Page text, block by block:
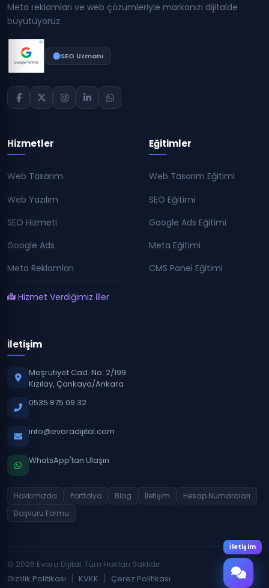
Meta reklamları ve web çözümleriyle markanızı dijitalde
büyütüyoruz.
SEO Uzmanı
Hizmetler
Web Tasarım
Web Yazılım
SEO Hizmeti
Google Ads
Meta Reklamları
Hizmet Verdiğimiz İller
Eğitimler
Web Tasarım Eğitimi
SEO Eğitimi
Google Ads Eğitimi
Meta Eğitimi
CMS Panel Eğitimi
İletişim
Meşrutiyet Cad. No: 2/199
Kızılay, Çankaya/Ankara
0535 875 09 32
info@evoradijital.com
WhatsApp'tan Ulaşın
Hakkımızda Portfolyo Blog İletişim
Hesap Numaraları
Başvuru Formu
© 2026 Evora Dijital. Tüm Hakları Saklıdır.
Gizlilik Politikası | KVKK | Çerez Politikası
İletişim